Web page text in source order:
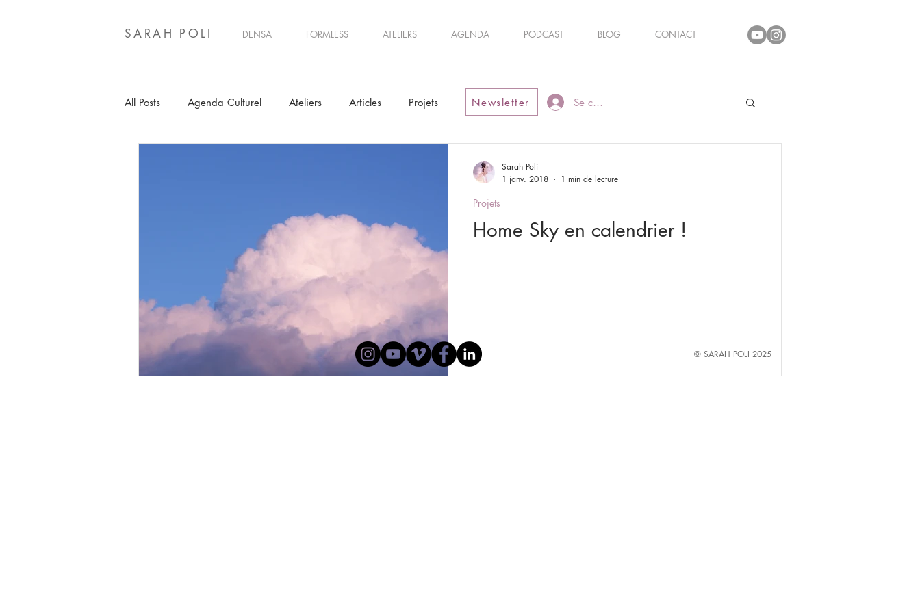
SARAH POLI DENSA FORMLESS ATELIERS AGENDA PODCAST BLOG CONTACT
All Posts Agenda Culturel Ateliers Articles Projets
Home Sky en calendrier !
Projets
Sarah Poli
1 janv. 2018
1 min de lecture
Se connecter
Newsletter
© SARAH POLI 2025